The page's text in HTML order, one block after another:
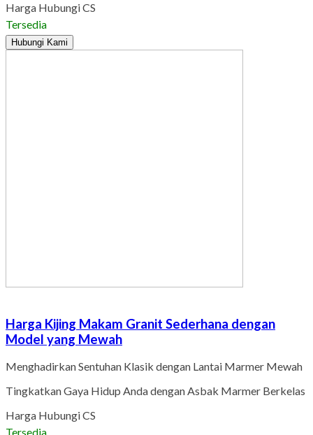
Harga Hubungi CS
Tersedia
Hubungi Kami
Harga Kijing Makam Granit Sederhana dengan
Model yang Mewah
Menghadirkan Sentuhan Klasik dengan Lantai Marmer Mewah
Tingkatkan Gaya Hidup Anda dengan Asbak Marmer Berkelas
Harga Hubungi CS
Tersedia